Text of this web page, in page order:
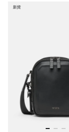
新貨